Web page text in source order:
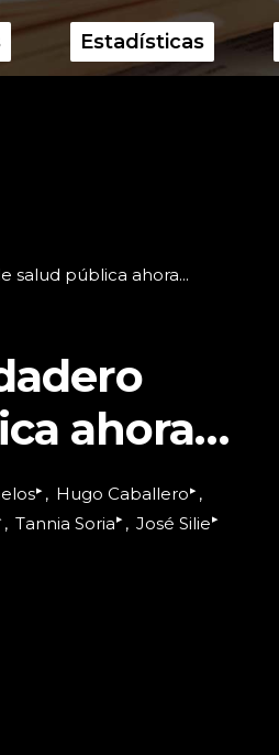
Estadísticas
salud pública ahora...
ahora…
▸ Hugo Caballero▸
Tannia Soria▸ José Silie▸